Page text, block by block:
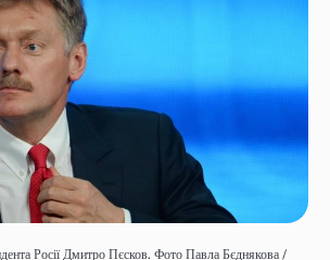
Росії Дмитро Пєсков. Фото Павла Бєднякова /